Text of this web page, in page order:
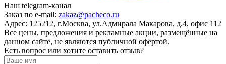
Наш telegram-канал
Заказ по e-mail: zakaz@pacheco.ru
Адрес: 125212, г.Москва, ул.Адмирала Макарова, д.4, офис 112
Все цены, предложения и рекламные акции, размещённые на
данном сайте, не являются публичной офертой.
Есть вопрос или хотите оставить отзыв?